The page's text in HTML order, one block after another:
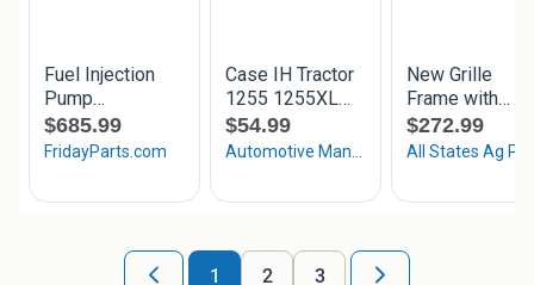
1 2 3